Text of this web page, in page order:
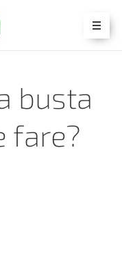
busta
fare?